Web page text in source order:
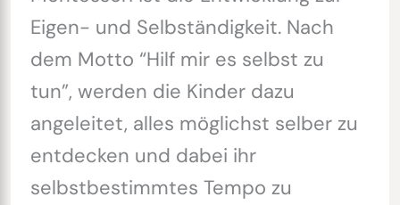
Eigen- und Selbständigkeit. Nach
dem Motto “Hilf mir es selbst zu
tun”, werden die Kinder dazu
angeleitet, alles möglichst selber zu
entdecken und dabei ihr
selbstbestimmtes Tempo zu